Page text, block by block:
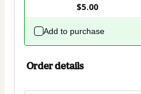
$5.00
Add to purchase
Order details